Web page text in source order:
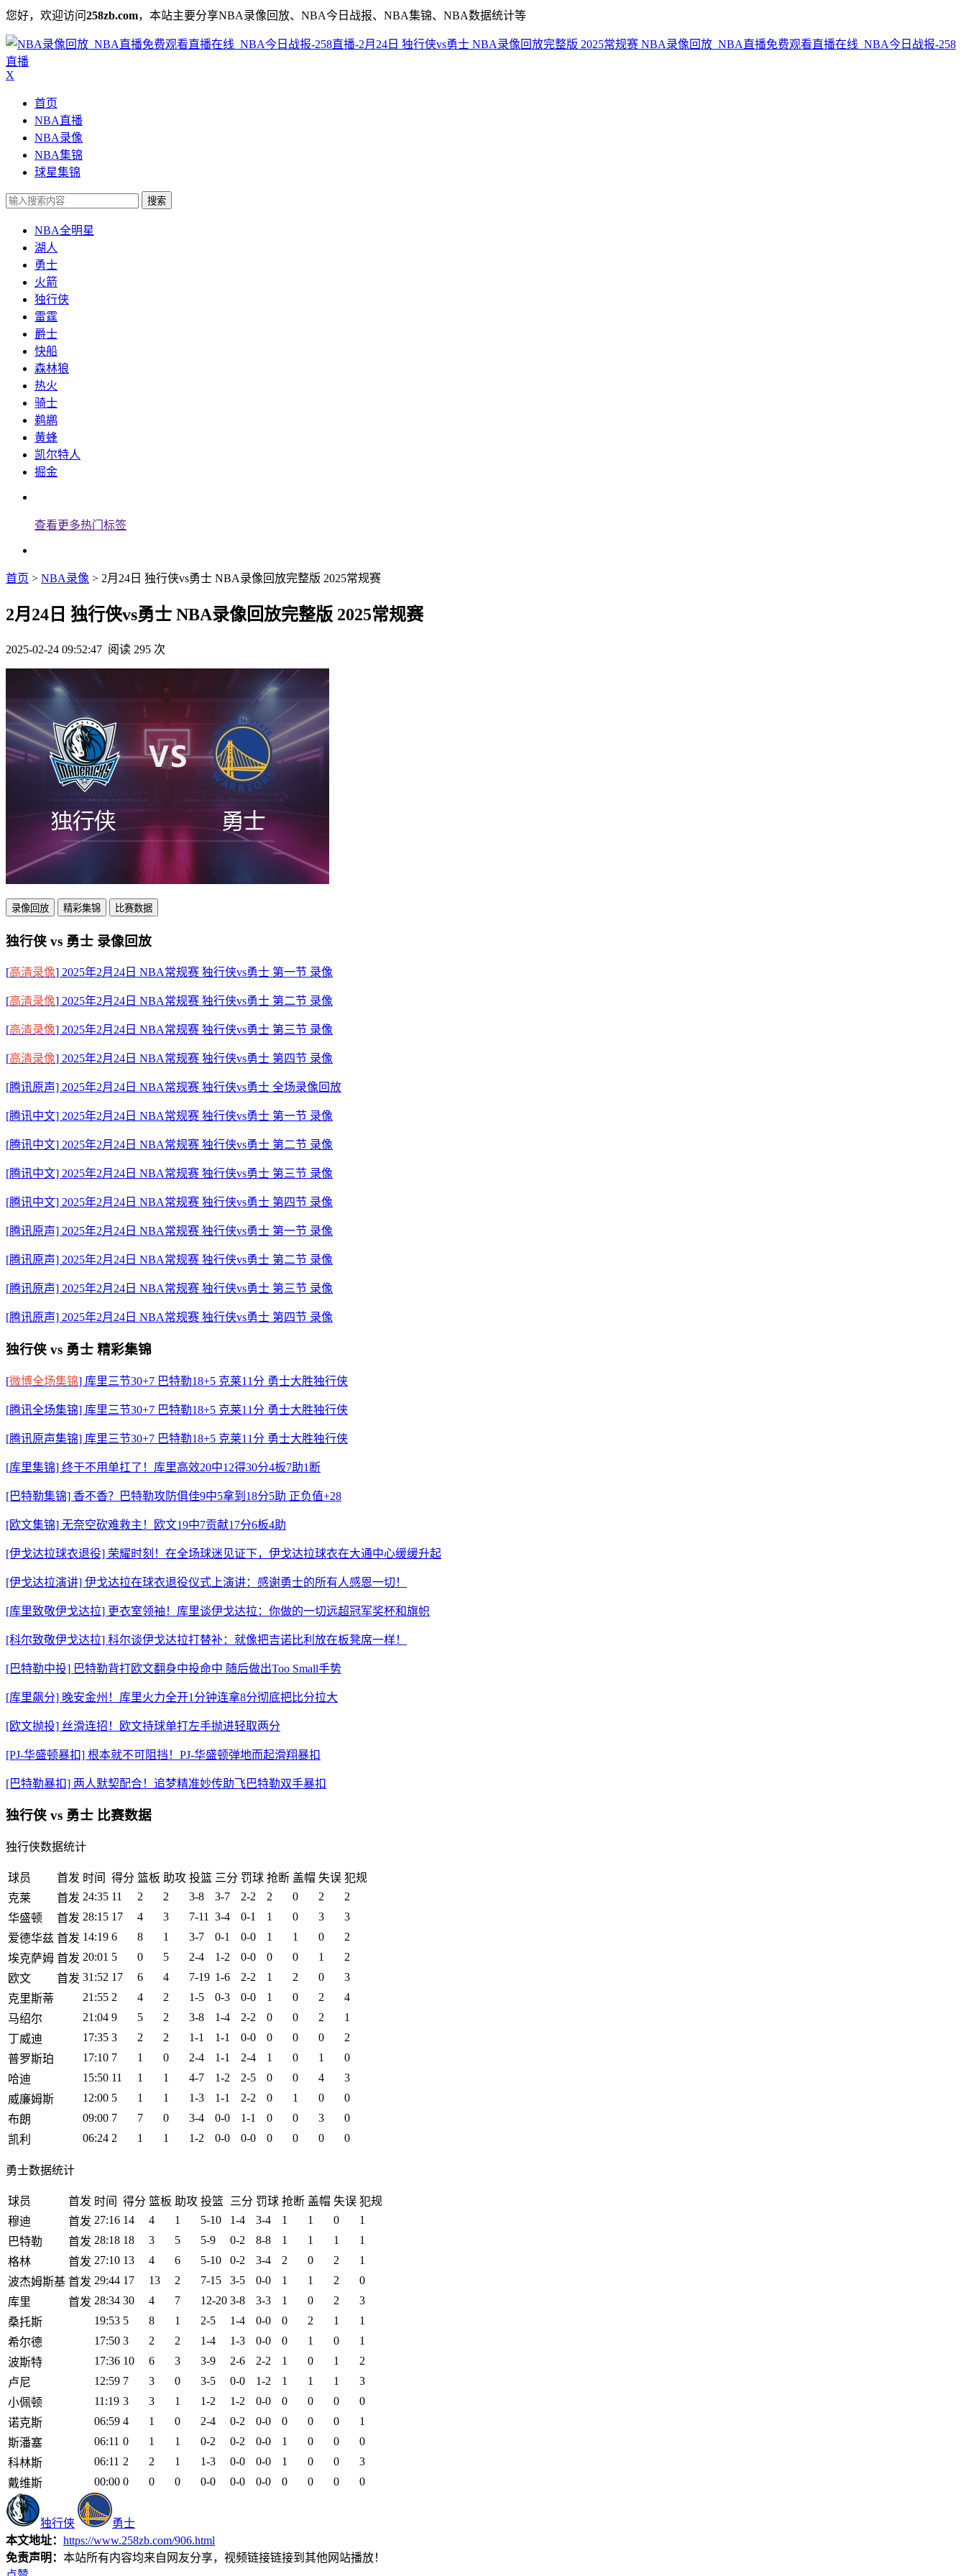
您好，欢迎访问258zb.com，本站主要分享NBA录像回放、NBA今日战报、NBA集锦、NBA数据统计等
NBA录像回放_NBA直播免费观看直播在线_NBA今日战报-258
直播
X
首页
NBA直播
NBA录像
NBA集锦
球星集锦
搜索
NBA全明星
湖人
勇士
火箭
独行侠
雷霆
爵士
快船
森林狼
热火
骑士
鹈鹕
黄蜂
凯尔特人
掘金
查看更多热门标签
首页 > NBA录像 > 2月24日 独行侠vs勇士 NBA录像回放完整版 2025常规赛
2月24日 独行侠vs勇士 NBA录像回放完整版 2025常规赛
2025-02-24 09:52:47 阅读 295 次
录像回放 精彩集锦 比赛数据
独行侠 vs 勇士 录像回放
[高清录像] 2025年2月24日 NBA常规赛 独行侠vs勇士 第一节 录像
[高清录像] 2025年2月24日 NBA常规赛 独行侠vs勇士 第二节 录像
[高清录像] 2025年2月24日 NBA常规赛 独行侠vs勇士 第三节 录像
[高清录像] 2025年2月24日 NBA常规赛 独行侠vs勇士 第四节 录像
[腾讯原声] 2025年2月24日 NBA常规赛 独行侠vs勇士 全场录像回放
[腾讯中文] 2025年2月24日 NBA常规赛 独行侠vs勇士 第一节 录像
[腾讯中文] 2025年2月24日 NBA常规赛 独行侠vs勇士 第二节 录像
[腾讯中文] 2025年2月24日 NBA常规赛 独行侠vs勇士 第三节 录像
[腾讯中文] 2025年2月24日 NBA常规赛 独行侠vs勇士 第四节 录像
[腾讯原声] 2025年2月24日 NBA常规赛 独行侠vs勇士 第一节 录像
[腾讯原声] 2025年2月24日 NBA常规赛 独行侠vs勇士 第二节 录像
[腾讯原声] 2025年2月24日 NBA常规赛 独行侠vs勇士 第三节 录像
[腾讯原声] 2025年2月24日 NBA常规赛 独行侠vs勇士 第四节 录像
独行侠 vs 勇士 精彩集锦
[微博全场集锦] 库里三节30+7 巴特勒18+5 克莱11分 勇士大胜独行侠
[腾讯全场集锦] 库里三节30+7 巴特勒18+5 克莱11分 勇士大胜独行侠
[腾讯原声集锦] 库里三节30+7 巴特勒18+5 克莱11分 勇士大胜独行侠
[库里集锦] 终于不用单扛了！库里高效20中12得30分4板7助1断
[巴特勒集锦] 香不香？巴特勒攻防俱佳9中5拿到18分5助 正负值+28
[欧文集锦] 无奈空砍难救主！欧文19中7贡献17分6板4助
[伊戈达拉球衣退役] 荣耀时刻！在全场球迷见证下，伊戈达拉球衣在大通中心缓缓升起
[伊戈达拉演讲] 伊戈达拉在球衣退役仪式上演讲：感谢勇士的所有人感恩一切！
[库里致敬伊戈达拉] 更衣室领袖！库里谈伊戈达拉：你做的一切远超冠军奖杯和旗帜
[科尔致敬伊戈达拉] 科尔谈伊戈达拉打替补：就像把吉诺比利放在板凳席一样！
[巴特勒中投] 巴特勒背打欧文翻身中投命中 随后做出Too Small手势
[库里飙分] 晚安金州！库里火力全开1分钟连拿8分彻底把比分拉大
[欧文抛投] 丝滑连招！欧文持球单打左手抛进轻取两分
[PJ-华盛顿暴扣] 根本就不可阻挡！PJ-华盛顿弹地而起滑翔暴扣
[巴特勒暴扣] 两人默契配合！追梦精准妙传助飞巴特勒双手暴扣
独行侠 vs 勇士 比赛数据
独行侠数据统计
球员 首发 时间 得分 篮板 助攻 投篮 三分 罚球 抢断 盖帽 失误 犯规
克莱
首发 24:35 11 2 2 3-8 3-7 2-2 2 0 2
2
华盛顿
首发 28:15 17 4 3 7-11 3-4 0-1 1 0 3
3
爱德华兹 首发 14:19 6 8 1 3-7 0-1 0-0 1 1 0
2
埃克萨姆 首发 20:01 5 0 5 2-4 1-2 0-0 0 0 1
2
欧文
首发 31:52 17 6 4 7-19 1-6 2-2 1 2 0
3
克里斯蒂
21:55 2 4 2 1-5 0-3 0-0 1 0 2
4
马绍尔
21:04 9 5 2 3-8 1-4 2-2 0 0 2
1
丁威迪
17:35 3 2 2 1-1 1-1 0-0 0 0 0
2
普罗斯珀
17:10 7 1 0 2-4 1-1 2-4 1 0 1
0
哈迪
15:50 11 1 1 4-7 1-2 2-5 0 0 4
3
威廉姆斯
12:00 5 1 1 1-3 1-1 2-2 0 1 0
0
布朗
09:00 7 7 0 3-4 0-0 1-1 0 0 3
0
凯利
06:24 2 1 1 1-2 0-0 0-0 0 0 0 0
勇士数据统计
球员 首发 时间 得分 篮板 助攻 投篮 三分 罚球 抢断 盖帽 失误 犯规
穆迪
首发 27:16 14 4 1 5-10 1-4 3-4 1 1 0
1
巴特勒
首发 28:18 18 3 5 5-9 0-2 8-8 1 1 1
1
格林
首发 27:10 13 4 6 5-10 0-2 3-4 2 0 2
1
波杰姆斯基 首发 29:44 17 13 2 7-15 3-5 0-0 1 1 2
0
库里
首发 28:34 30 4 7 12-20 3-8 3-3 1 0 2
3
桑托斯
19:53 5 8 1 2-5 1-4 0-0 0 2 1
1
希尔德
17:50 3 2 2 1-4 1-3 0-0 0 1 0
1
波斯特
17:36 10 6 3 3-9 2-6 2-2 1 0 1
2
卢尼
12:59 7 3 0 3-5 0-0 1-2 1 1 1
3
小佩顿
11:19 3 3 1 1-2 1-2 0-0 0 0 0
0
诺克斯
06:59 4 1 0 2-4 0-2 0-0 0 0 0
1
斯潘塞
06:11 0 1 1 0-2 0-2 0-0 1 0 0
0
科林斯
06:11 2 2 1 1-3 0-0 0-0 1 0 0
3
戴维斯
00:00 0 0 0 0-0 0-0 0-0 0 0 0 0
独行侠
勇士
本文地址： https://www.258zb.com/906.html
免责声明： 本站所有内容均来自网友分享，视频链接链接到其他网站播放！